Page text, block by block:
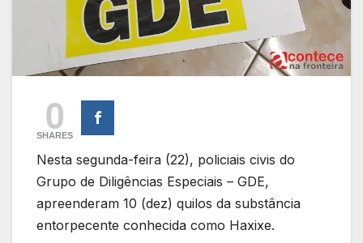
0
SHARES
Nesta segunda-feira (22), policiais civis do
Grupo de Diligências Especiais – GDE,
apreenderam 10 (dez) quilos da substância
entorpecente conhecida como Haxixe.